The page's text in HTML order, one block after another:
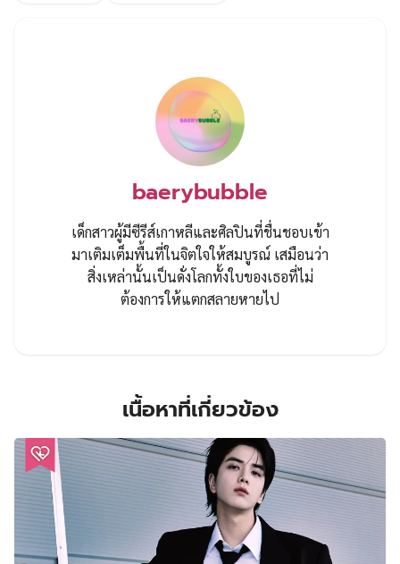
baerybubble
เด็กสาวผู้มีซีรีส์เกาหลีและศิลปินที่ชื่นชอบเข้า
มาเติมเต็มพื้นที่ในจิตใจให้สมบูรณ์ เสมือนว่า
สิ่งเหล่านั้นเป็นดั่งโลกทั้งใบของเธอที่ไม่
ต้องการให้แตกสลายหายไป
เนื้อหาที่เกี่ยวข้อง